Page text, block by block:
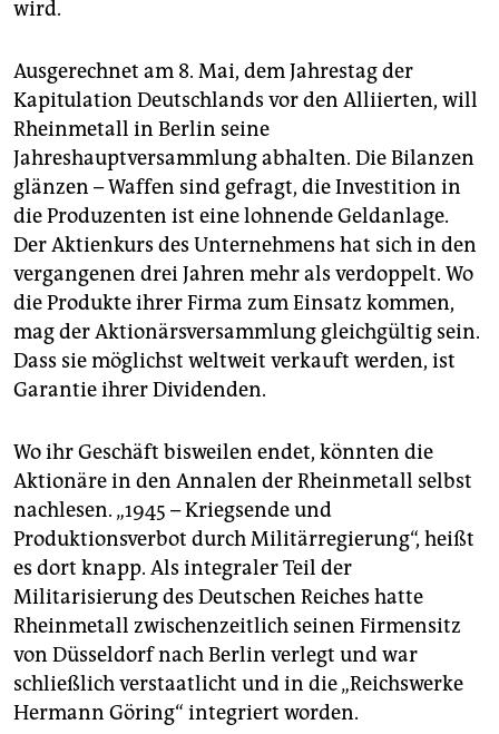
Einkaufszentrum MOA-Bogen. Mit Fahrrädern sollen
Orte, die in Verbindung mit Rüstungsproduktion und -
export stehen, besucht werden.
Demonstration „Rheinmetall raus!“7. Mai, 17.30 Uhr,
Platz des 18. März. Im Aufruf zu der Demo, die am
Vorabend der Aktionärsversammlung bereits bis zum
Hotel Maritim führen soll, heißt es: „Leopard-2-
Panzer, made in Germany, ebnen den Weg der
Zerstörung Afrins. In den letzten Jahren lieferte
Deutschland 350 Leopard-2-Panzer von Rheinmetall
an die Türkei. Die traditionsreichen Waffenexporte
Deutschlands stärken das diktatorische Regime
Erdoğans. Die Bombengeschäfte kommen nicht nur
Kundgebung „Rheinmetall entrüsten!
Waffenexporte stoppen!“8. Mai, ab 9.00 Uhr, vor
dem Hotel Maritim. Die Initiativen „Legt den Leo an
die Kette“ und „Aktion Aufschrei – Stoppt den
Waffenhandel“ schreiben in ihrem Aufruf: „Der
Rüstungsbereich Rheinmetall Defence hat
Niederlassungen und Tochtergesellschaften in 20
Ländern auf allen Kontinenten und tätigt rund 75
Prozent des Umsatzes mit Kunden im Ausland.
Waffenlieferungen von Rheinmetall-
Tochtergesellschaften richten weltweit Schaden an.“
wird.
Ausgerechnet am 8. Mai, dem Jahrestag der
Kapitulation Deutschlands vor den Alliierten, will
Rheinmetall in Berlin seine
Jahreshauptversammlung abhalten. Die Bilanzen
glänzen – Waffen sind gefragt, die Investition in
die Produzenten ist eine lohnende Geldanlage.
Der Aktienkurs des Unternehmens hat sich in den
vergangenen drei Jahren mehr als verdoppelt. Wo
die Produkte ihrer Firma zum Einsatz kommen,
mag der Aktionärsversammlung gleichgültig sein.
Dass sie möglichst weltweit verkauft werden, ist
Garantie ihrer Dividenden.
Wo ihr Geschäft bisweilen endet, könnten die
Aktionäre in den Annalen der Rheinmetall selbst
nachlesen. „1945 – Kriegsende und
Produktionsverbot durch Militärregierung“, heißt
es dort knapp. Als integraler Teil der
Militarisierung des Deutschen Reiches hatte
Rheinmetall zwischenzeitlich seinen Firmensitz
von Düsseldorf nach Berlin verlegt und war
schließlich verstaatlicht und in die „Reichswerke
Hermann Göring“ integriert worden.